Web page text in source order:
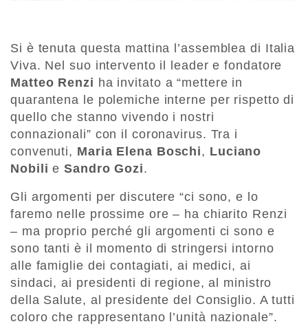
Si è tenuta questa mattina l’assemblea di Italia
Viva. Nel suo intervento il leader e fondatore
Matteo Renzi ha invitato a “mettere in
quarantena le polemiche interne per rispetto di
quello che stanno vivendo i nostri
connazionali” con il coronavirus. Tra i
convenuti, Maria Elena Boschi, Luciano
Nobili eSandro Gozi.
Gli argomenti per discutere “ci sono, e lo
faremo nelle prossime ore – ha chiarito Renzi
– ma proprio perché gli argomenti ci sono e
sono tanti è il momento di stringersi intorno
alle famiglie dei contagiati, ai medici, ai
sindaci, ai presidenti di regione, al ministro
della Salute, al presidente del Consiglio. A tutti
coloro che rappresentano l’unità nazionale”.